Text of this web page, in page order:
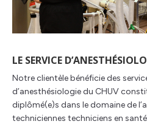
LE SERVICE
Notre clientèle bénéficie des
d’anesthésiologie du CHUV
diplômé(e)s dans le domaine de
techniciennes techniciens en